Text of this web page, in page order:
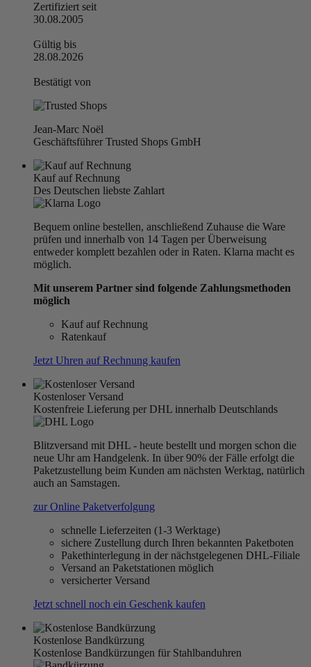
Zertifiziert seit
30.08.2005
Gültig bis
28.08.2026
Bestätigt von
Jean-Marc Noël
Geschäftsführer Trusted Shops GmbH
Kauf auf Rechnung
Des Deutschen liebste Zahlart
Bequem online bestellen, anschließend Zuhause die Ware
prüfen und innerhalb von 14 Tagen per Überweisung
entweder komplett bezahlen oder in Raten. Klarna macht es
möglich.
Mit unserem Partner sind folgende Zahlungsmethoden
möglich
Kauf auf Rechnung
Ratenkauf
Jetzt Uhren auf Rechnung kaufen
Kostenloser Versand
Kostenfreie Lieferung per DHL innerhalb Deutschlands
Blitzversand mit DHL - heute bestellt und morgen schon die
neue Uhr am Handgelenk. In über 90% der Fälle erfolgt die
Paketzustellung beim Kunden am nächsten Werktag, natürlich
auch an Samstagen.
zur Online Paketverfolgung
schnelle Lieferzeiten (1-3 Werktage)
sichere Zustellung durch Ihren bekannten Paketboten
Pakethinterlegung in der nächstgelegenen DHL-Filiale
Versand an Paketstationen möglich
versicherter Versand
Jetzt schnell noch ein Geschenk kaufen
Kostenlose Bandkürzung
Kostenlose Bandkürzungen für Stahlbanduhren